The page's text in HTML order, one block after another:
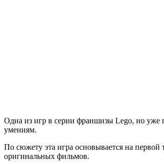
Одна из игр в серии франшизы Lego, но уже
умениям.
По сюжету эта игра основывается на
оригинальных фильмов.